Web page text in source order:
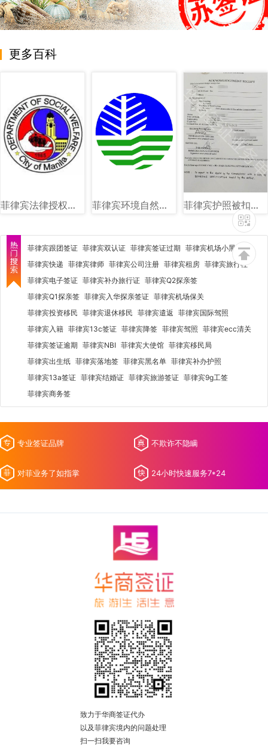
更多百科
菲律宾法律授权社会福利和发展部（DSWD）图文讲解 菲律宾环境自然资源部（DENR）图文讲解 菲律宾护照被扣海关单子图片样式讲解
菲律宾跟团签证 菲律宾双认证 菲律宾签证过期 菲律宾机场小黑屋
菲律宾快递 菲律宾律师 菲律宾公司注册 菲律宾租房 菲律宾旅行社
菲律宾电子签证 菲律宾补办旅行证 菲律宾Q2探亲签
菲律宾Q1探亲签 菲律宾入华探亲签证 菲律宾机场保关
菲律宾投资移民 菲律宾退休移民 菲律宾遣返
菲律宾国际驾照
菲律宾入籍 菲律宾13c签证 菲律宾降签 菲律宾驾照 菲律宾ecc清关
菲律宾签证逾期 菲律宾NBI 菲律宾大使馆 菲律宾移民局
菲律宾出生纸 菲律宾落地签 菲律宾黑名单 菲律宾补办护照
菲律宾13a签证 菲律宾结婚证 菲律宾旅游签证 菲律宾9g工签
菲律宾商务签
专业签证品牌 不欺诈不隐瞒
对菲业务了如指掌 24小时快速服务7*24
致力于华商签证代办
以及菲律宾境内的问题处理
扫一扫我要咨询